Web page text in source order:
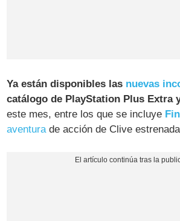
Ya están disponibles las nuevas
catálogo de PlayStation Plus Extra
este mes, entre los que se incluye
aventurade acción de Clive